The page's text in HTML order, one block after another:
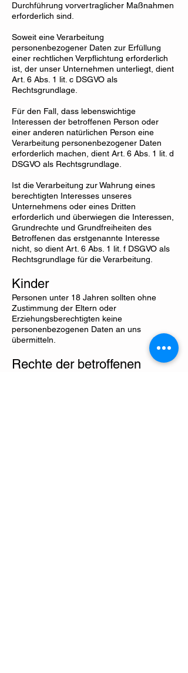
Durchführung vorvertraglicher Maßnahmen
erforderlich sind.
Soweit eine Verarbeitung
personenbezogener Daten zur Erfüllung
einer rechtlichen Verpflichtung erforderlich
ist, der unser Unternehmen unterliegt, dient
Art. 6 Abs. 1 lit. c DSGVO als
Rechtsgrundlage.
Für den Fall, dass lebenswichtige
Interessen der betroffenen Person oder
einer anderen natürlichen Person eine
Verarbeitung personenbezogener Daten
erforderlich machen, dient Art. 6 Abs. 1 lit. d
DSGVO als Rechtsgrundlage.
Ist die Verarbeitung zur Wahrung eines
berechtigten Interesses unseres
Unternehmens oder eines Dritten
erforderlich und überwiegen die Interessen,
Grundrechte und Grundfreiheiten des
Betroffenen das erstgenannte Interesse
nicht, so dient Art. 6 Abs. 1 lit. f DSGVO als
Rechtsgrundlage für die Verarbeitung.
Kinder
Personen unter 18 Jahren sollten ohne
Zustimmung der Eltern oder
Erziehungsberechtigten keine
personenbezogenen Daten an uns
übermitteln.
Rechte der betroffenen